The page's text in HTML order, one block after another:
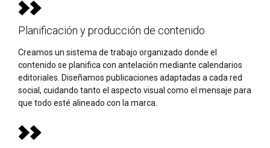
Planificación y producción de contenido
Creamos un sistema de trabajo organizado donde el
contenido se planifica con antelación mediante calendarios
editoriales. Diseñamos publicaciones adaptadas a cada red
social, cuidando tanto el aspecto visual como el mensaje para
que todo esté alineado con la marca.